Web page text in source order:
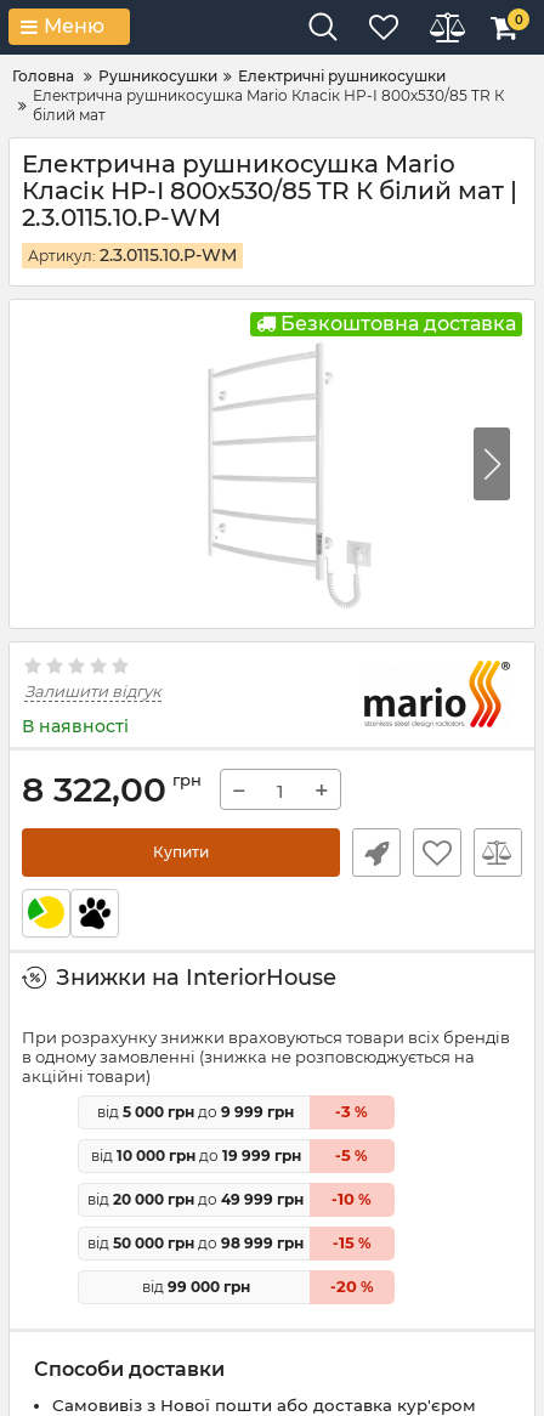
Меню 0
Головна Рушникосушки
Електричні рушникосушки
Електрична рушникосушка Mario Класік НР-І 800х530/85 TR К
білий мат
Електрична рушникосушка Mario
Класік НР-І 800х530/85 TR К білий мат |
2.3.0115.10.P-WM
Артикул: 2.3.0115.10.P-WM
Безкоштовна доставка
Залишити відгук
В наявності
8 322,00 грн − +
Купити
Знижки на InteriorHouse
При розрахунку знижки враховуються товари всіх брендів
в одному замовленні (знижка не розповсюджується на
акційні товари)
від 5 000 грн до 9 999 грн -3 %
від 10 000 грндо 19 999 грн -5 %
від 20 000 грн до 49 999 грн -10 %
від 50 000 грн до 98 999 грн -15%
від 99 000 грн -20%
Способи доставки
Самовивіз з Нової пошти або доставка кур'єром